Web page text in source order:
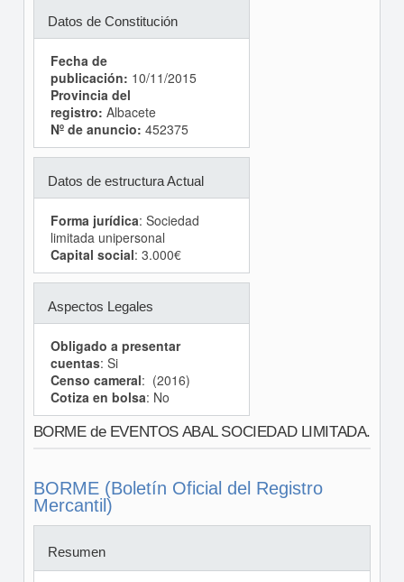
Datos de Constitución
Fecha de
publicación: 10/11/2015
Provincia del
registro: Albacete
Nº de anuncio: 452375
Datos de estructura Actual
Forma jurídica: Sociedad
limitada unipersonal
Capital social: 3.000€
Aspectos Legales
Obligado a presentar
cuentas: Si
Censo cameral: (2016)
Cotiza en bolsa: No
BORME de EVENTOS ABAL SOCIEDAD LIMITADA.
BORME (Boletín Oficial del Registro
Mercantil)
Resumen